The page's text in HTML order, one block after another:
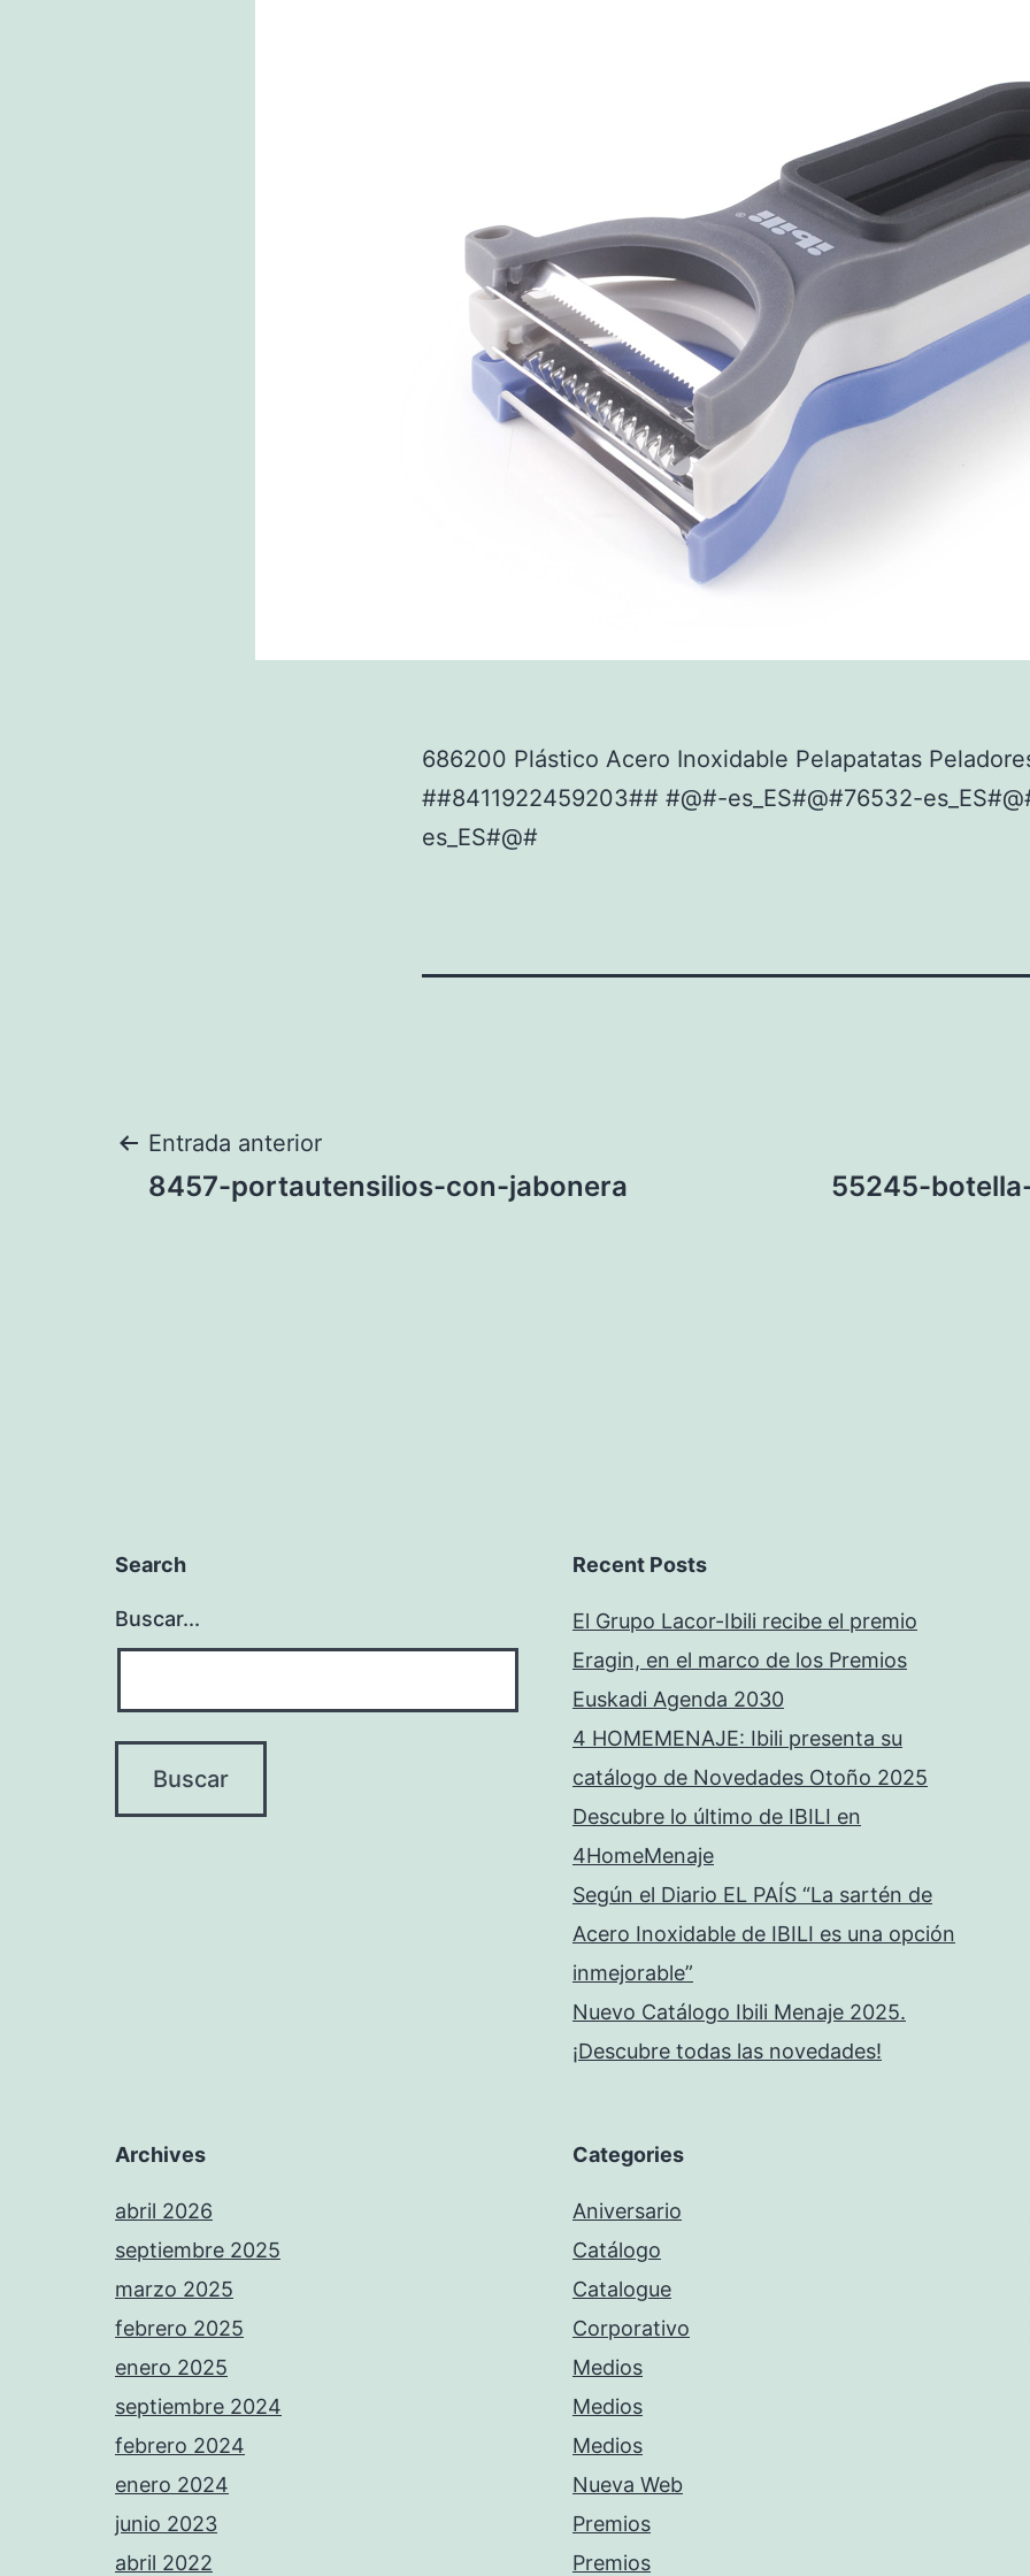
686200 Plástico Acero Inoxidable Pelapatatas
##8411922459203## #@#-es_ES#@#76532-
es_ES#@#
Navegación
Entrada anterior
8457-portautensilios-con-jabonera
55245-
Search
Buscar...
Recent Posts
El Grupo Lacor-Ibili recibe el premio
Eragin, en el marco de los Premios
Euskadi Agenda 2030
4 HOMEMENAJE: Ibili presenta su
catálogo de Novedades Otoño 2025
Descubre lo último de IBILI en
4HomeMenaje
Según el Diario EL PAÍS “La sartén de
Acero Inoxidable de IBILI es una opción
inmejorable”
Nuevo Catálogo Ibili Menaje 2025.
¡Descubre todas las novedades!
Archives
abril 2026
septiembre 2025
marzo 2025
febrero 2025
enero 2025
septiembre 2024
febrero 2024
enero 2024
junio 2023
abril 2022
Categories
Aniversario
Catálogo
Catalogue
Corporativo
Medios
Medios
Medios
Nueva Web
Premios
Premios